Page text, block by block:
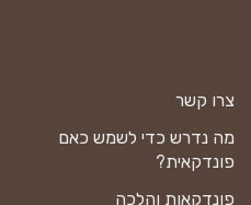
צרו קשר
מה נדרש כדי לשמש כאם
פונדקאית?
פונדקאות והלכה